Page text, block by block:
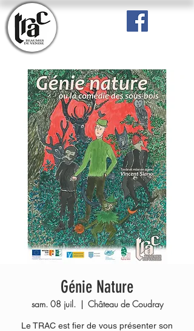
Génie Nature
sam. 08 juil.
  |
Château de Coudray
Le TRAC est fier de vous présenter son